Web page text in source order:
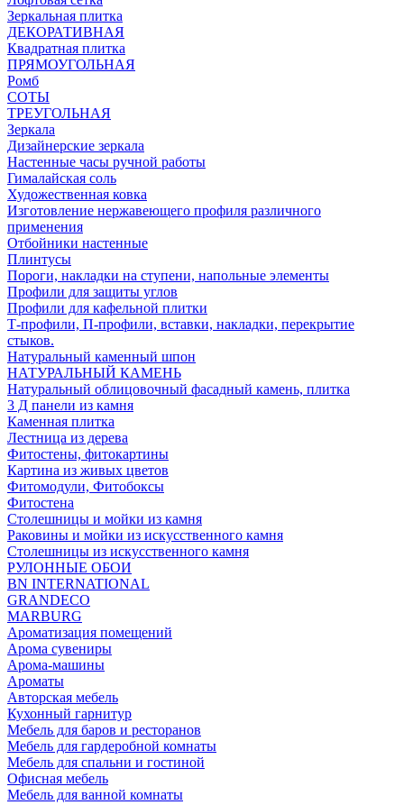
Зеркальная плитка
ДЕКОРАТИВНАЯ
Квадратная плитка
ПРЯМОУГОЛЬНАЯ
Ромб
СОТЫ
ТРЕУГОЛЬНАЯ
Зеркала
Дизайнерские зеркала
Настенные часы ручной работы
Гималайская соль
Художественная ковка
Изготовление нержавеющего профиля различного
применения
Отбойники настенные
Плинтусы
Пороги, накладки на ступени, напольные элементы
Профили для защиты углов
Профили для кафельной плитки
Т-профили, П-профили, вставки, накладки, перекрытие
стыков.
Натуральный каменный шпон
НАТУРАЛЬНЫЙ КАМЕНЬ
Натуральный облицовочный фасадный камень, плитка
3 Д панели из камня
Каменная плитка
Лестница из дерева
Фитостены, фитокартины
Картина из живых цветов
Фитомодули, Фитобоксы
Фитостена
Столешницы и мойки из камня
Раковины и мойки из искусственного камня
Столешницы из искусственного камня
РУЛОННЫЕ ОБОИ
BN INTERNATIONAL
GRANDECO
MARBURG
Ароматизация помещений
Арома сувениры
Арома-машины
Ароматы
Авторская мебель
Кухонный гарнитур
Мебель для баров и ресторанов
Мебель для гардеробной комнаты
Мебель для спальни и гостиной
Офисная мебель
Мебель для ванной комнаты